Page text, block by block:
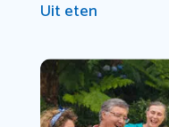
Uit eten